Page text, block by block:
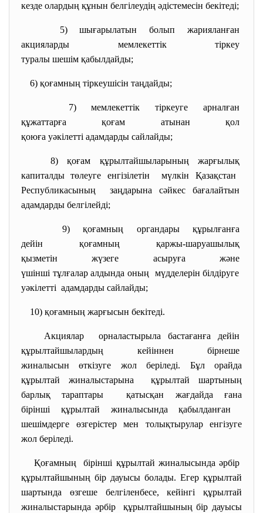
кезде олардың құнын белгілеудің әдістемесін бекітеді;
5) шығарылатын болып жарияланған
акцияларды мемлекеттік тіркеу
туралы шешім қабылдайды;
6) қоғамның тіркеушісін таңдайды;
7) мемлекеттік тіркеуге арналған
құжаттарға қоғам атынан қол
қоюға уәкілетті адамдарды сайлайды;
8) қоғам құрылтайшыларының жарғылық
капиталды төлеуге енгізілетін мүлкін Қазақстан
Республикасының заңдарына сәйкес бағалайтын
адамдарды белгілейді;
9) қоғамның органдары құрылғанға
дейін қоғамның қаржы-шаруашылық
қызметін жүзеге асыруға және
үшінші тұлғалар алдында оның мүдделерін білдіруге
уәкілетті адамдарды сайлайды;
10) қоғамның жарғысын бекітеді.
Акциялар орналастырыла бастағанға дейін
құрылтайшылардың кейіннен бірнеше
жиналысын өткізуге жол беріледі. Бұл орайда
құрылтай жиналыстарына құрылтай шартының
барлық тараптары қатысқан жағдайда ғана
бірінші құрылтай жиналысында қабылданған
шешімдерге өзгерістер мен толықтырулар енгізуге
жол беріледі.
Қоғамның бірінші құрылтай жиналысында әрбір
құрылтайшының бір дауысы болады. Егер құрылтай
шартында өзгеше белгіленбесе, кейінгі құрылтай
жиналыстарында әрбір құрылтайшының бір дауысы